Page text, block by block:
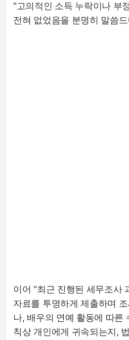
"고의적인 소득 누락이나 부
전혀 없었음을 분명히 말씀
이어 "최근 진행된 세무조사
자료를 투명하게 제출하며
나, 배우의 연예 활동에 따른
칙상 개인에게 귀속되는지,